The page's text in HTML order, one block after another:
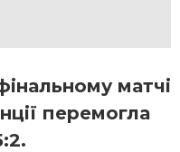
матчі
перемогла